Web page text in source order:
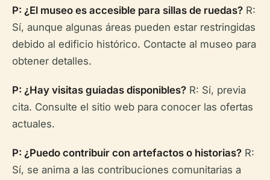
P: ¿El museo es accesible para sillas de ruedas? R:
Sí, aunque algunas áreas pueden estar restringidas
debido al edificio histórico. Contacte al museo para
obtener detalles.
P: ¿Hay visitas guiadas disponibles? R: Sí, previa
cita. Consulte el sitio web para conocer las ofertas
actuales.
P: ¿Puedo contribuir con artefactos o historias? R:
Sí, se anima a las contribuciones comunitarias a